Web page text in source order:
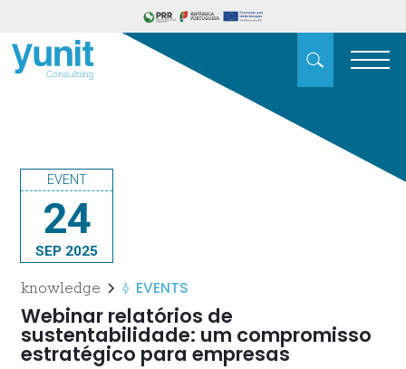
EVENT
24
SEP 2025
knowledge EVENTS
Webinar relatórios de
sustentabilidade: um compromisso
estratégico para empresas